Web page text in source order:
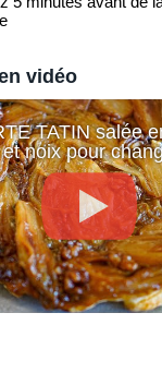
vidéo
TATIN salée
noix pour